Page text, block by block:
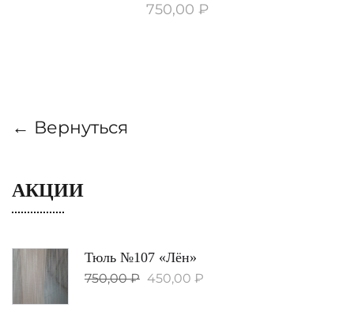
750,00 ₽
← Вернуться
АКЦИИ
Тюль №107 «Лён»
750,00₽ 450,00 ₽